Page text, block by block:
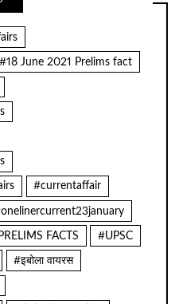
#18 June 2021 Prelims fact
#currentaffair
FACTS #UPSC
#इबोला वायरस